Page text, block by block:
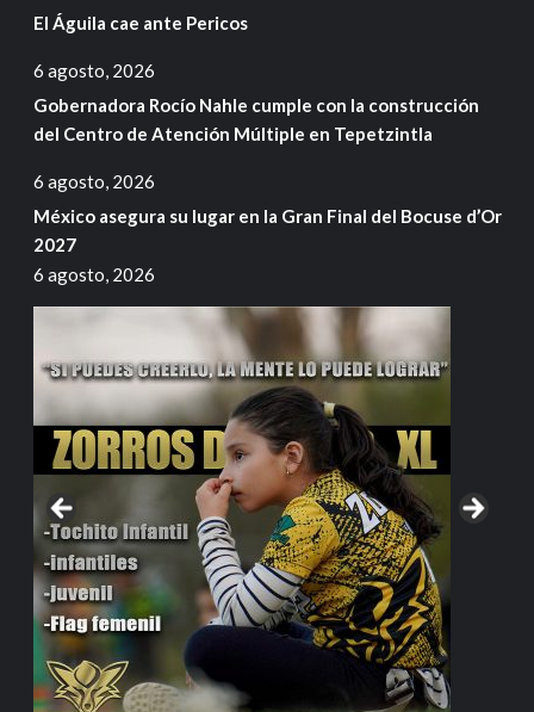
El Águila cae ante Pericos
6 agosto, 2026
Gobernadora Rocío Nahle cumple con la construcción
del Centro de Atención Múltiple en Tepetzintla
6 agosto, 2026
México asegura su lugar en la Gran Final del Bocuse d’Or
2027
6 agosto, 2026